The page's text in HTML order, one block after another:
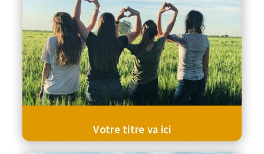
Votre titre va ici